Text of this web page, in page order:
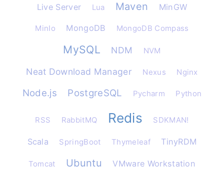
Live Server Lua Maven MinGW
MinIo MongoDB MongoDB Compass
MySQL NDM NVM
Neat Download Manager Nexus Nginx
Node.js PostgreSQL Pycharm Python
RSS RabbitMQ Redis SDKMAN!
Scala SpringBoot Thymeleaf TinyRDM
Tomcat Ubuntu VMware Workstation